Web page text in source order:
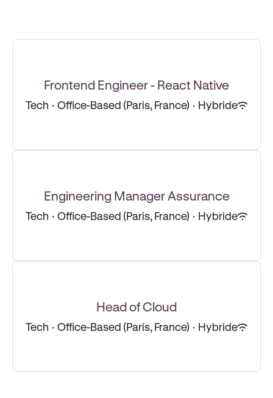
Frontend Engineer - React Native
Tech · Office-Based (Paris, France) · Hybride
Engineering Manager Assurance
Tech · Office-Based (Paris, France) · Hybride
Head of Cloud
Tech · Office-Based (Paris, France) · Hybride